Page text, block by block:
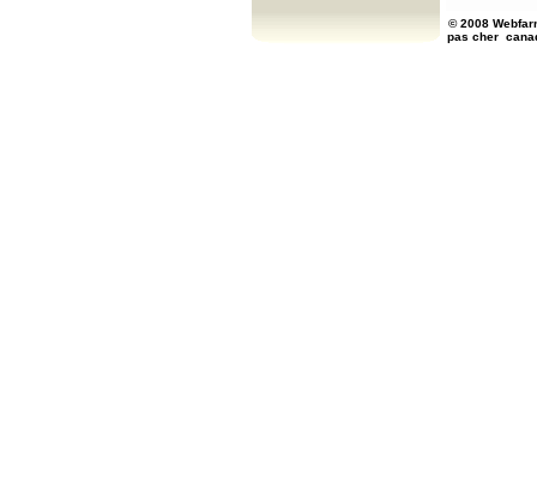
© 2008
pas cher